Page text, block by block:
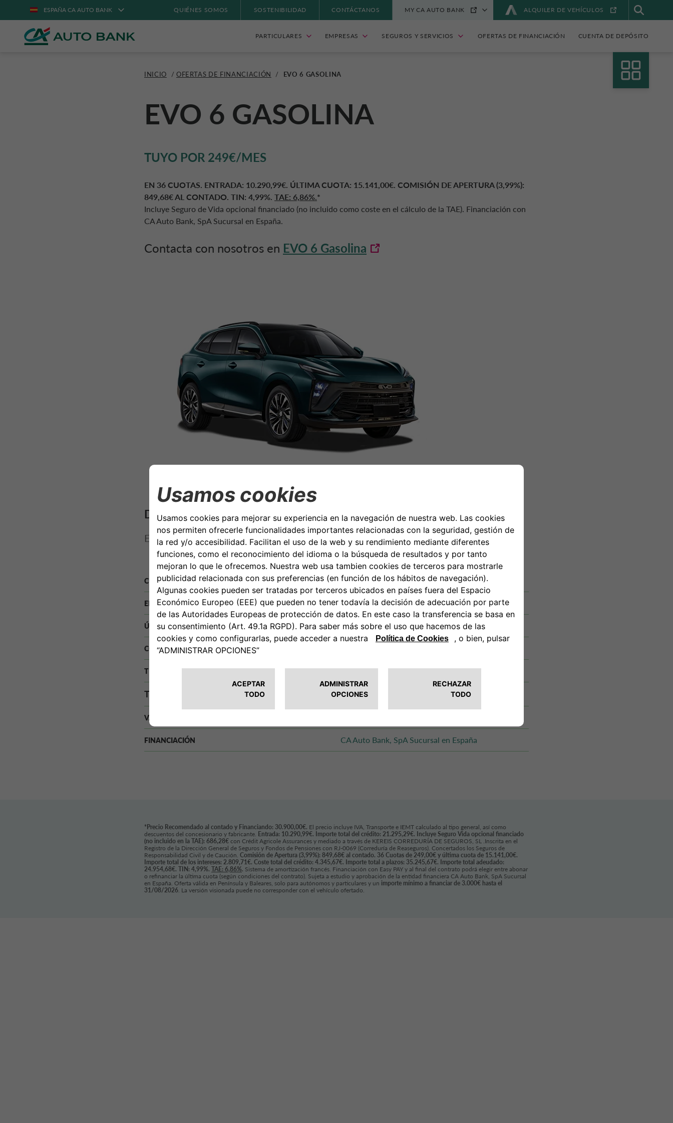
ESPAÑA CA AUTO BANK QUIÉNES SOMOS SOSTENIBILIDAD CONTÁCTANOS MY CA AUTO BANK ALQUILER DE VEHÍCULOS
PARTICULARES EMPRESAS SEGUROS Y SERVICIOS OFERTAS DE FINANCIACIÓN CUENTA DE DEPÓSITO
INICIO / OFERTAS DE FINANCIACIÓN / EVO 6 GASOLINA
EVO 6 GASOLINA
TUYO POR 249€/MES
EN 36 CUOTAS. ENTRADA: 10.290,99€. ÚLTIMA CUOTA: 15.141,00€. COMISIÓN DE APERTURA (3,99%):
849,68€ AL CONTADO. TIN: 4,99%. TAE: 6,86%.*
Incluye Seguro de Vida opcional financiado (no incluido como coste en el cálculo de la TAE). Financiación con
CA Auto Bank, SpA Sucursal en España.
Contacta con nosotros en EVO 6 Gasolina
DETALLES DE LA OFERTA
EVO 6 Gasolina
CUOTAS 36
ENTRADA 10.290,99€
ÚLTIMA CUOTA 15.141,00€
COMISIÓN DE APERTURA (3,99%)
TIN 4,99%
TAE 6,86%
VÁLIDO
FINANCIACIÓN CA Auto Bank, SpA Sucursal en España
*Precio Recomendado al contado y Financiando: 30.900,00€. El precio incluye IVA, Transporte e IEMT calculado al tipo general, así como
descuentos del concesionario y fabricante. Entrada: 10.290,99€. Importe total del crédito: 21.295,29€. Incluye Seguro Vida opcional financiado
(no incluido en la TAE): 686,28€ con Crédit Agricole Assurances y mediado a través de KEREIS CORREDURÍA DE SEGUROS, SL .Inscrita en el
Registro de la Dirección General de Seguros y Fondos de Pensiones con RJ-0069 (Correduría de Reaseguros). Concertados los Seguros de
Responsabilidad Civil y de Caución. Comisión de Apertura (3,99%): 849,68€ al contado. 36 Cuotas de 249,00€ y última cuota de 15.141,00€.
Importe total de los intereses: 2.809,71€. Coste total del crédito: 4.345,67€. Importe total a plazos: 35.245,67€. Importe total adeudado:
24.954,68€. TIN: 4,99%. TAE: 6,86%. Sistema de amortización francés. Financiación con Easy PAY y al final del contrato podrá elegir entre abonar
o refinanciar la última cuota (según condiciones del contrato). Sujeta a estudio y aprobación de la entidad financiera CA Auto Bank, SpA Sucursal
en España. Oferta válida en Península y Baleares, solo para autónomos y particulares y un importe mínimo a financiar de 3.000€ hasta el
31/08/2026. La versión visionada puede no corresponder con el vehículo ofertado.